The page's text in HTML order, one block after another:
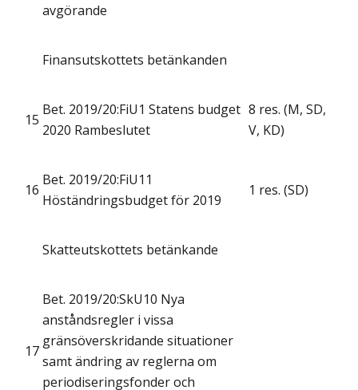
avgörande
Finansutskottets betänkanden
15
Bet. 2019/20:FiU1 Statens budget
2020 Rambeslutet
8 res. (M, SD,
V, KD)
16
Bet. 2019/20:FiU11
Höständringsbudget för 2019
1 res. (SD)
Skatteutskottets betänkande
17
Bet. 2019/20:SkU10 Nya
anståndsregler i vissa
gränsöverskridande situationer
samt ändring av reglerna om
periodiseringsfonder och